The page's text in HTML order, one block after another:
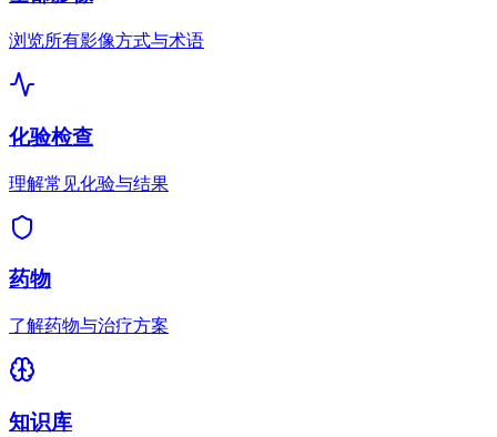
浏览所有影像方式与术语
化验检查
理解常见化验与结果
药物
了解药物与治疗方案
知识库